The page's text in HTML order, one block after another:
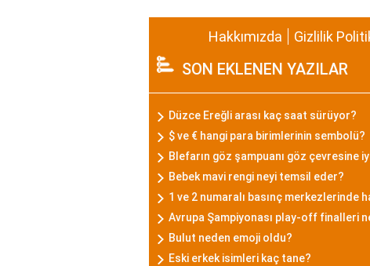
Hakkımızda Gizlilik
SON EKLENEN YAZILAR
Düzce Ereğli arası kaç saat sürüyor?
$ ve € hangi para birimlerinin sembolü?
Blefarın göz şampuanı göz çevresine
Bebek mavi rengi neyi temsil eder?
1 ve 2 numaralı basınç merkezlerinde
Avrupa Şampiyonası play-off finalleri
Bulut neden emoji oldu?
Eski erkek isimleri kaç tane?